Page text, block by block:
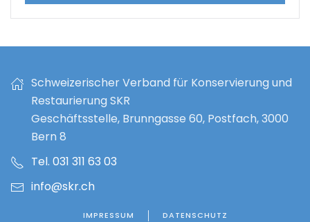
Schweizerischer Verband für Konservierung und
Restaurierung SKR
Geschäftsstelle, Brunngasse 60, Postfach, 3000
Bern 8
Tel. 031 311 63 03
info@skr.ch
IMPRESSUM DATENSCHUTZ